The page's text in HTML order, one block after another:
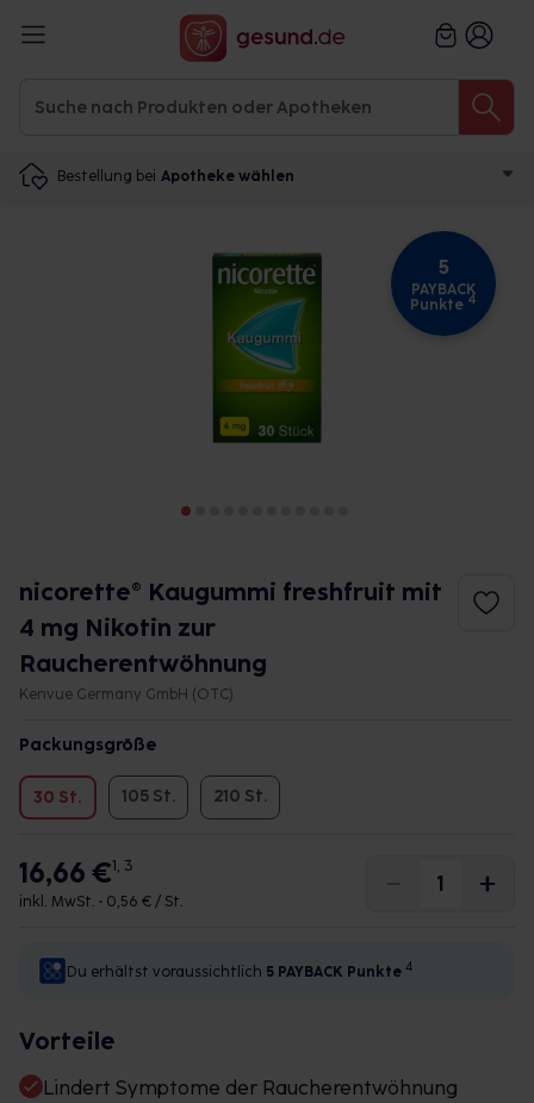
Bestellung bei Apotheke wählen
5
PAYBACK
Punkte 4
nicorette® Kaugummi freshfruit mit
4 mg Nikotin zur
Raucherentwöhnung
Kenvue Germany GmbH (OTC)
Packungsgröße
30 St. 105 St. 210 St.
16,66 €1, 3
inkl. MwSt. • 0,56 € / St.
Du erhältst voraussichtlich 5 PAYBACK Punkte 4
Vorteile
Lindert Symptome der Raucherentwöhnung